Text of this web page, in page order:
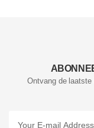
Ontvang de laatste